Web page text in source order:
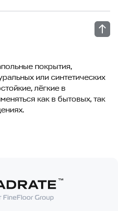
покрытия,
или синтетических
лёгкие в
как в бытовых, так